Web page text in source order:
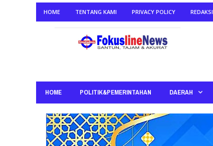
HOME TENTANG KAMI PRIVACY POLICY REDAKSI
HOME POLITIK&PEMERINTAHAN DAERAH